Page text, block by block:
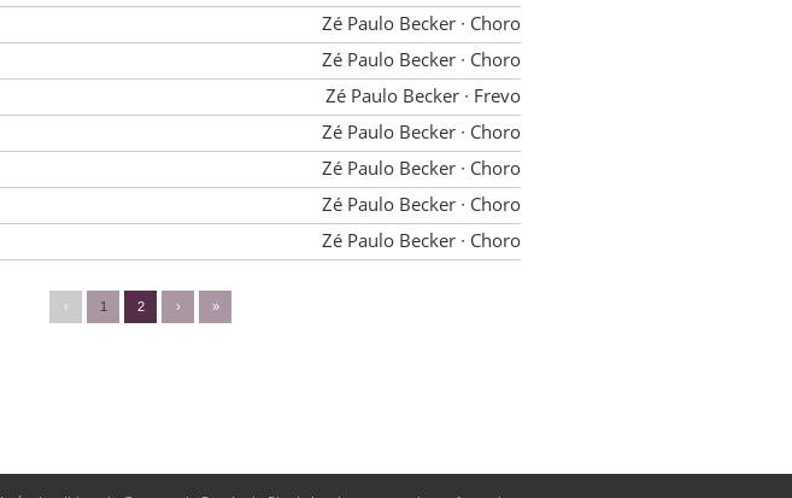
Zé Paulo Becker ∙ Choro
Zé Paulo Becker ∙ Choro
Zé Paulo Becker ∙ Frevo
Zé Paulo Becker ∙ Choro
Zé Paulo Becker ∙ Choro
Zé Paulo Becker ∙ Choro
Zé Paulo Becker ∙ Choro
‹ 1 2 › »